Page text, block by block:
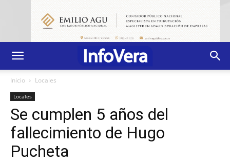
Inicio Locales
Locales
Se cumplen 5 años del
fallecimiento de Hugo
Pucheta